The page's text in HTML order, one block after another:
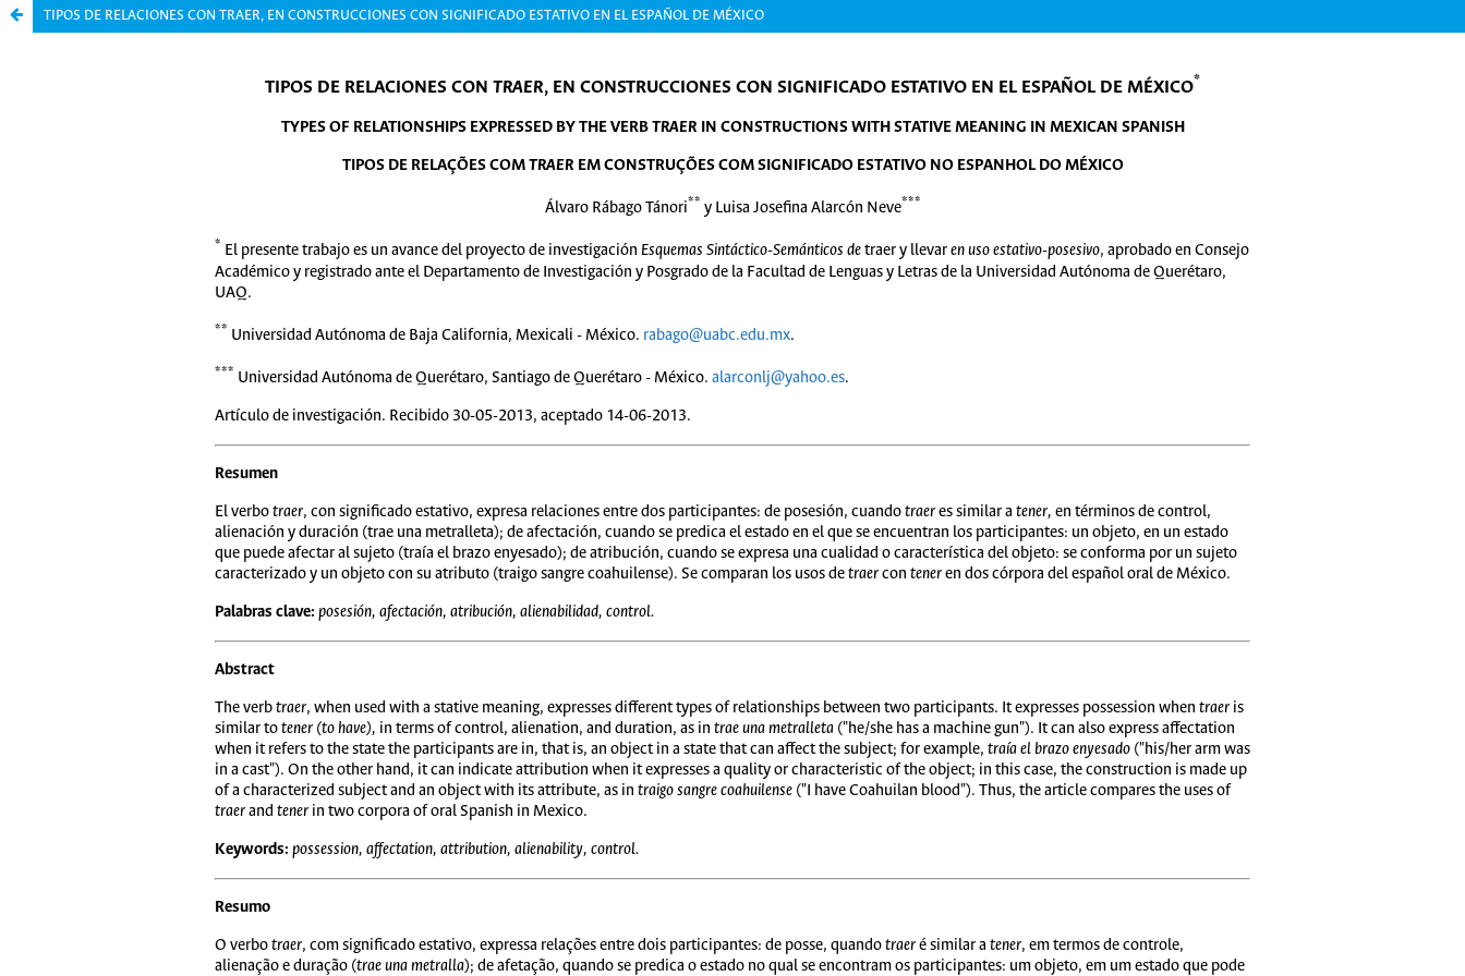
TIPOS DE RELACIONES CON TRAER, EN CONSTRUCCIONES CON SIGNIFICADO ESTATIVO EN EL ESPAÑOL DE MÉXICO